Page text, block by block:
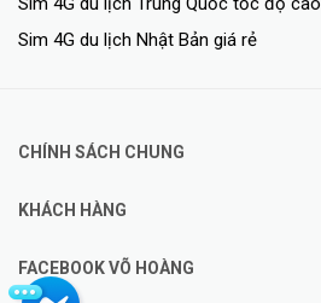
Sim 4G du lịch Nhật Bản giá rẻ
CHÍNH SÁCH CHUNG
KHÁCH HÀNG
FACEBOOK VÕ HOÀNG